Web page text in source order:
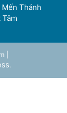
Thánh
Tâm
|
.